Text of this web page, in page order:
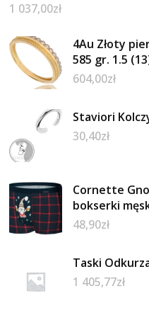
1 037,00zł
4Au Złoty
585 gr. 1.5
604,00zł
Staviori
30,40zł
Cornette
bokserki
48,90zł
Taski
1 405,77zł